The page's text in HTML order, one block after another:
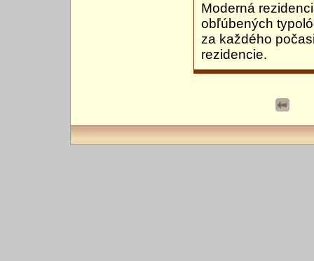
Moderná
obľúbených
za každého
rezidencie.